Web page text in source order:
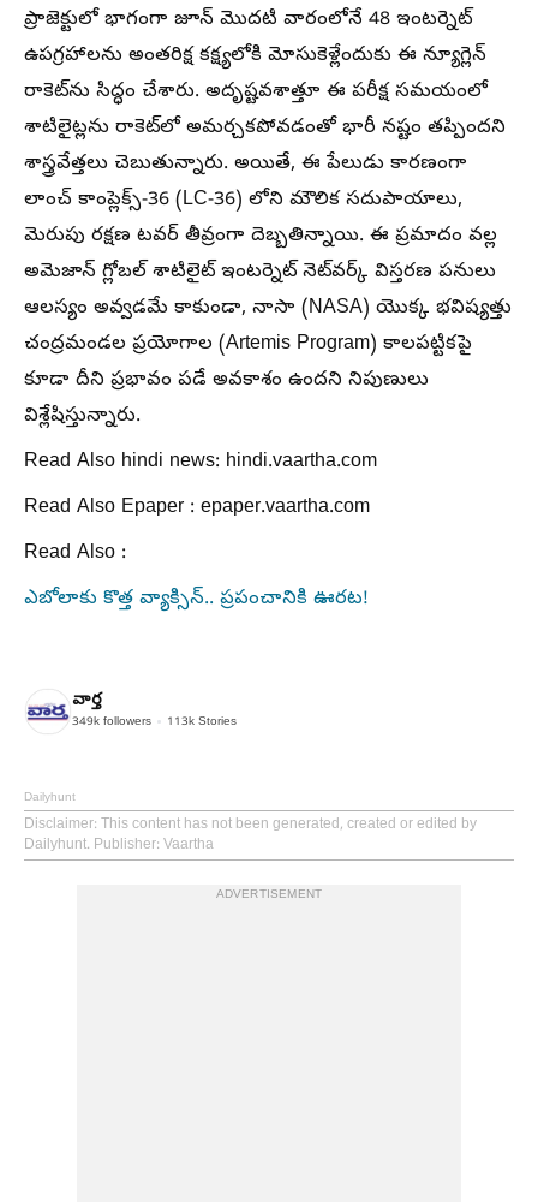
ప్రాజెక్టులో భాగంగా జూన్ మొదటి వారంలోనే 48 ఇంటర్నెట్
ఉపగ్రహాలను అంతరిక్ష కక్ష్యలోకి మోసుకెళ్లేందుకు ఈ న్యూగ్లెన్
రాకెట్‌ను సిద్ధం చేశారు. అదృష్టవశాత్తూ ఈ పరీక్ష సమయంలో
శాటిలైట్లను రాకెట్‌లో అమర్చకపోవడంతో భారీ నష్టం తప్పిందని
శాస్త్రవేత్తలు చెబుతున్నారు. అయితే, ఈ పేలుడు కారణంగా
లాంచ్ కాంప్లెక్స్-36 (LC-36) లోని మౌలిక సదుపాయాలు,
మెరుపు రక్షణ టవర్ తీవ్రంగా దెబ్బతిన్నాయి. ఈ ప్రమాదం వల్ల
అమెజాన్ గ్లోబల్ శాటిలైట్ ఇంటర్నెట్ నెట్‌వర్క్ విస్తరణ పనులు
ఆలస్యం అవ్వడమే కాకుండా, నాసా (NASA) యొక్క భవిష్యత్తు
చంద్రమండల ప్రయోగాల (Artemis Program) కాలపట్టికపై
కూడా దీని ప్రభావం పడే అవకాశం ఉందని నిపుణులు
విశ్లేషిస్తున్నారు.
Read Also hindi news: hindi.vaartha.com
Read Also Epaper : epaper.vaartha.com
Read Also :
ఎబోలాకు కొత్త వ్యాక్సిన్.. ప్రపంచానికి ఊరట!
వార్త
349k followers 113k Stories
Dailyhunt
Disclaimer: This content has not been generated, created or edited by
Dailyhunt. Publisher: Vaartha
ADVERTISEMENT